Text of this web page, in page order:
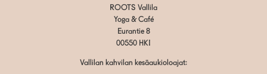
ROOTS Vallila
Yoga & Café
Eurantie 8
00550 HKI
Vallilan kahvilan kesäaukioloajat: